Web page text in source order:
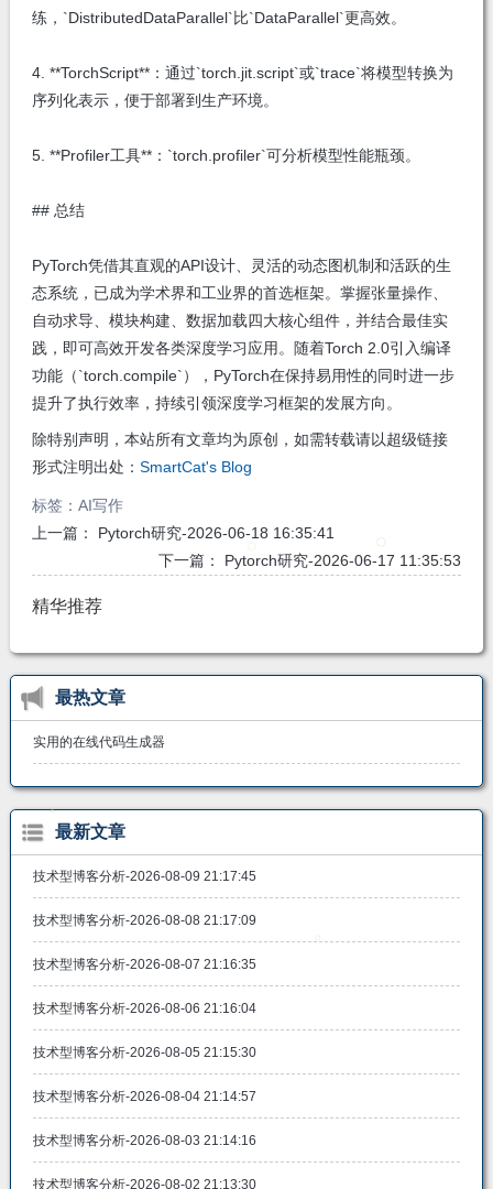
练，`DistributedDataParallel`比`DataParallel`更高效。
4. **TorchScript**：通过`torch.jit.script`或`trace`将模型转换为
序列化表示，便于部署到生产环境。
5. **Profiler工具**：`torch.profiler`可分析模型性能瓶颈。
## 总结
PyTorch凭借其直观的API设计、灵活的动态图机制和活跃的生
态系统，已成为学术界和工业界的首选框架。掌握张量操作、
自动求导、模块构建、数据加载四大核心组件，并结合最佳实
践，即可高效开发各类深度学习应用。随着Torch 2.0引入编译
功能（`torch.compile`），PyTorch在保持易用性的同时进一步
提升了执行效率，持续引领深度学习框架的发展方向。
除特别声明，本站所有文章均为原创，如需转载请以超级链接
形式注明出处： SmartCat's Blog
标签： AI写作
上一篇： Pytorch研究-2026-06-18 16:35:41
下一篇： Pytorch研究-2026-06-17 11:35:53
精华推荐
最热文章
实用的在线代码生成器
最新文章
技术型博客分析-2026-08-09 21:17:45
技术型博客分析-2026-08-08 21:17:09
技术型博客分析-2026-08-07 21:16:35
技术型博客分析-2026-08-06 21:16:04
技术型博客分析-2026-08-05 21:15:30
技术型博客分析-2026-08-04 21:14:57
技术型博客分析-2026-08-03 21:14:16
技术型博客分析-2026-08-02 21:13:30